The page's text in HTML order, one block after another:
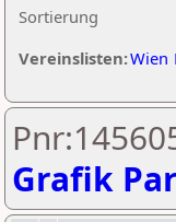
Sortierung
Vereinslisten:Wien
Grafik